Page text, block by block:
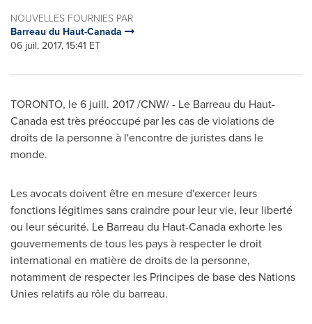
NOUVELLES FOURNIES PAR
Barreau du Haut-Canada
06 juil, 2017, 15:41 ET
TORONTO, le 6 juill. 2017 /CNW/ - Le Barreau du Haut-
Canada est très préoccupé par les cas de violations de
droits de la personne à l'encontre de juristes dans le
monde.
Les avocats doivent être en mesure d'exercer leurs
fonctions légitimes sans craindre pour leur vie, leur liberté
ou leur sécurité. Le Barreau du Haut-Canada exhorte les
gouvernements de tous les pays à respecter le droit
international en matière de droits de la personne,
notamment de respecter les Principes de base des Nations
Unies relatifs au rôle du barreau.